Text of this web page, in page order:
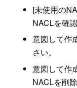
[未使用の
NACLを確
意図して作
さい。
意図して作
NACLを削